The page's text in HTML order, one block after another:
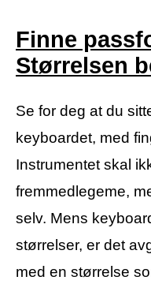
Finne
Størrelsen
Se for deg at du
keyboardet, med
Instrumentet skal
fremmedlegeme,
selv. Mens
størrelser, er det
med en størrelse